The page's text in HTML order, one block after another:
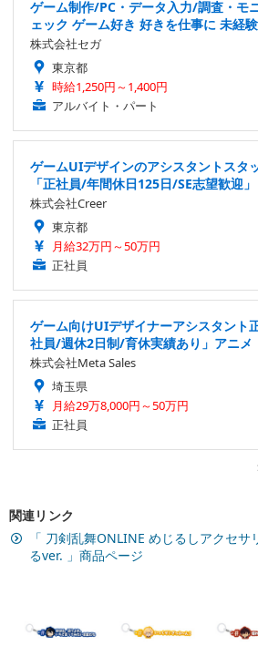
ゲーム制作/PC・データ入力/調査・モ
ェック ゲーム好き 好きを仕事に 未経
株式会社セガ
東京都
時給1,250円～1,400円
アルバイト・パート
ゲームUIデザインのアシスタントスタ
「正社員/年間休日125日/SE志望歓迎
株式会社Creer
東京都
月給32万円～50万円
正社員
ゲーム向けUIデザイナーアシスタント
社員/週休2日制/育休実績あり」アニメ
株式会社Meta Sales
埼玉県
月給29万8,000円～50万円
正社員
関連リンク
「 刀剣乱舞ONLINE めじるしアクセ
るver. 」商品ページ